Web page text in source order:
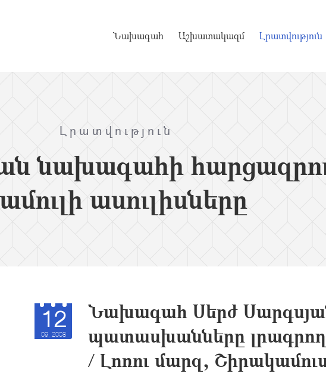
Նախագահ Աշխատակազմ Լրատվություն
Լրատվություն
նախագահի
ասուլիսները
12
09, 2008
Նախագահ Սերժ
պատասխանները
/ Լոռու մարզ,